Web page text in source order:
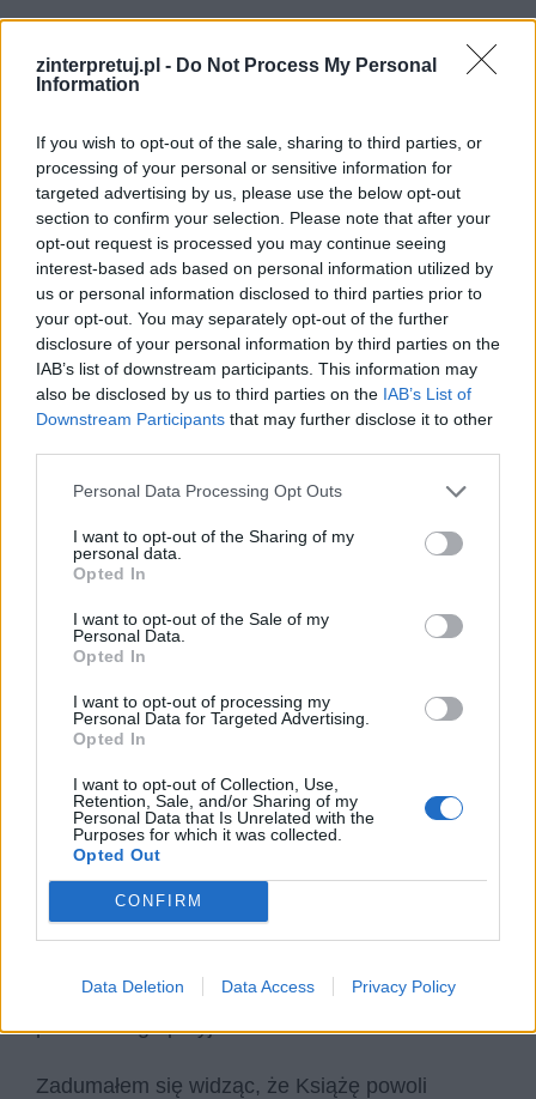
zinterpretuj.pl - Do Not Process My Personal
Information
If you wish to opt-out of the sale, sharing to third parties, or
processing of your personal or sensitive information for
targeted advertising by us, please use the below opt-out
section to confirm your selection. Please note that after your
opt-out request is processed you may continue seeing
interest-based ads based on personal information utilized by
us or personal information disclosed to third parties prior to
your opt-out. You may separately opt-out of the further
disclosure of your personal information by third parties on the
IAB’s list of downstream participants. This information may
also be disclosed by us to third parties on the IAB’s List of
Downstream Participants that may further disclose it to other
Personal Data Processing Opt Outs
I want to opt-out of the Sharing of my
personal data.
Opted In
I want to opt-out of the Sale of my
Personal Data.
Opted In
I want to opt-out of processing my
Personal Data for Targeted Advertising.
Opted In
I want to opt-out of Collection, Use,
Retention, Sale, and/or Sharing of my
Personal Data that Is Unrelated with the
Purposes for which it was collected.
Opted Out
CONFIRM
Data Deletion Data Access Privacy Policy
– Byłem na planecie, na której spotkałem Króla
niemającego żadnych poddanych. Wyobraź
sobie, że sądził on, że wydaje rozkazy słońcu,
by wschodziło i zachodziło każdego dnia. Innym
smutny człowiek, który tkwił w szponach nałogu
bankiera – był on tak zakochany w bogactwie,
że wciąż zliczał swój majątek, nie wiedząc
nawet, co mógłby z nim uczynić.
– Książę, widziałeś tyle miejsc i poznałeś tylu
ludzi, jesteś na pewno bardzo mądrym
człowiekiem. Przyznam się szczerze, że ja nie
zawsze wiem, jak powinno się żyć. Czy mógłbyś
udzielić mi jakiejś rady, która mi pomoże?
Książę zatrzymał się i spojrzał na mnie.
– Nie ma uniwersalnych rad, które pomogą ci
znieść trudne momenty, jeśli będziesz miał
prawdziwego przyjaciela obok siebie.
Zadumałem się widząc, że Książę powoli